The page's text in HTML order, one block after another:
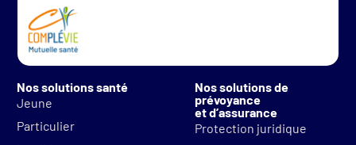
Nos solutions santé
Jeune
Particulier
Nos solutions de
prévoyance
et d’assurance
Protection juridique